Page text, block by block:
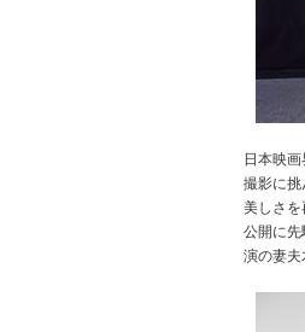
日本映
撮影に挑
美しさを
公開に先
演の妻夫